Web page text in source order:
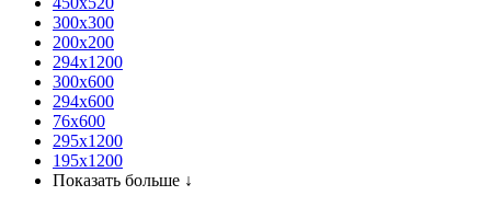
300x300
200x200
294x1200
300x600
294x600
76х600
295х1200
195х1200
Показать больше ↓